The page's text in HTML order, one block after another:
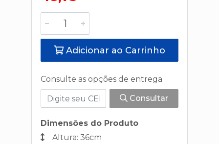
Adicionar ao Carrinho
Consulte as opções de entrega
Consultar
Dimensões do Produto
Altura: 36cm